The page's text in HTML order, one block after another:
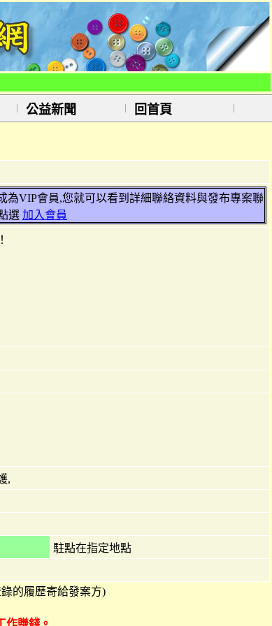
公益新聞 回首頁
為VIP會員,您就可以看到詳細聯絡資料與發布專案聯
選 加入會員
,
駐點在指定地點
的履歷寄給發案方)
作賺錢。